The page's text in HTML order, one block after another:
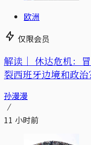
欧洲
仅限会员
解读｜ 休达危机：
裂西班牙边境和政治
孙漫漫
11 小时前